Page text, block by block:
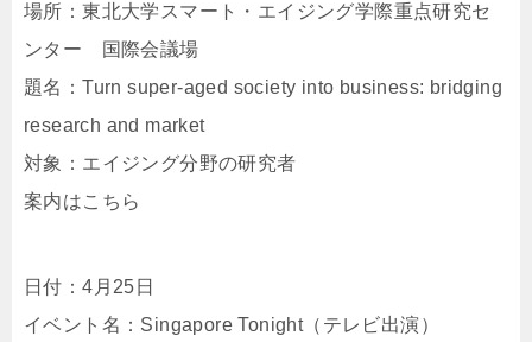
場所：東北大学スマート・エイジング学際重点研究セ
ンター 国際会議場
題名：Turn super-aged society into business: bridging
research and market
対象：エイジング分野の研究者
案内はこちら
日付：4月25日
イベント名：Singapore Tonight（テレビ出演）